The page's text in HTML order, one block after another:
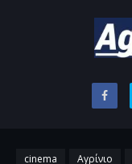
cinema Αγρίνιο